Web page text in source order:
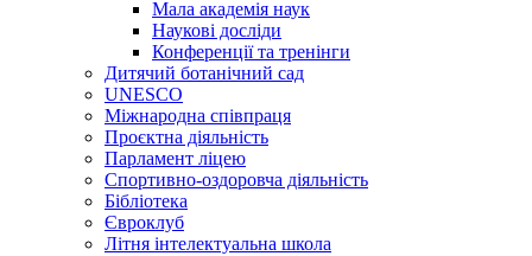
Мала академія наук
Наукові досліди
Конференції та тренінги
Дитячий ботанічний сад
UNESCO
Міжнародна співпраця
Проєктна діяльність
Парламент ліцею
Спортивно-оздоровча діяльність
Бібліотека
Євроклуб
Літня інтелектуальна школа